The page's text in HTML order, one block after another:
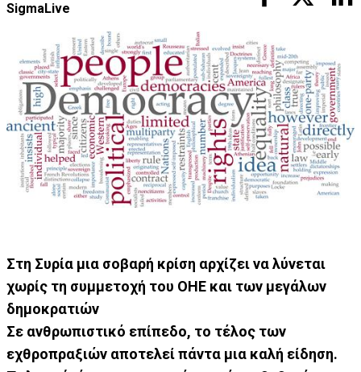
SigmaLive
Στη Συρία μια σοβαρή κρίση αρχίζει να λύνεται
χωρίς τη συμμετοχή του ΟΗΕ και των μεγάλων
δημοκρατιών
Σε ανθρωπιστικό επίπεδο, το τέλος των
εχθροπραξιών αποτελεί πάντα μια καλή είδηση.